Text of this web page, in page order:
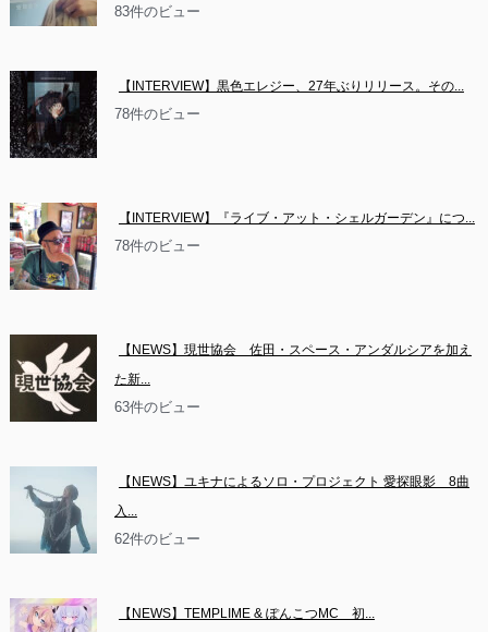
83件のビュー
【INTERVIEW】黒色エレジー、27年ぶりリリース。その...
78件のビュー
【INTERVIEW】『ライブ・アット・シェルガーデン』につ...
78件のビュー
【NEWS】現世協会　佐田・スペース・アンダルシアを加え
た新...
63件のビュー
【NEWS】ユキナによるソロ・プロジェクト 愛探眼影　8曲
入...
62件のビュー
【NEWS】TEMPLIME & ぽんこつMC　初...